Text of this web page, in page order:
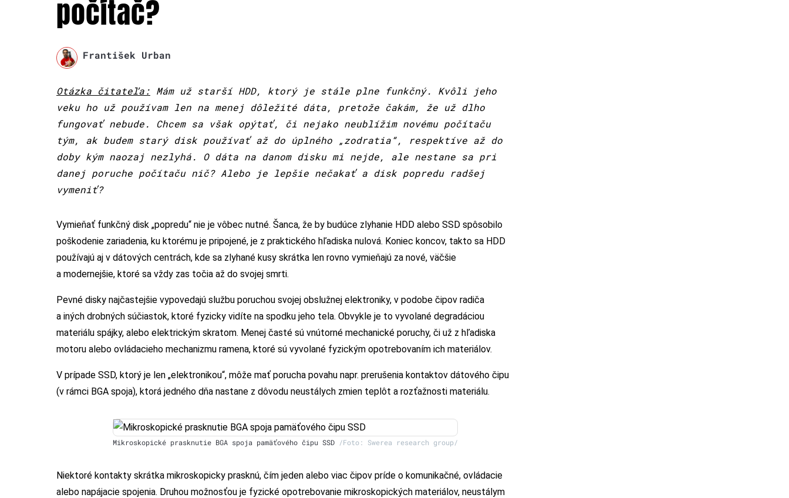
počítač?
František Urban
Otázka čitateľa: Mám už starší HDD, ktorý je stále plne funkčný. Kvôli jeho
veku ho už používam len na menej dôležité dáta, pretože čakám, že už dlho
fungovať nebude. Chcem sa však opýtať, či nejako neublížim novému počítaču
tým, ak budem starý disk používať až do úplného „zodratia“, respektíve až do
doby kým naozaj nezlyhá. O dáta na danom disku mi nejde, ale nestane sa pri
danej poruche počítaču nič? Alebo je lepšie nečakať a disk popredu radšej
vymeniť?
Vymieňať funkčný disk „popredu“ nie je vôbec nutné. Šanca, že by budúce zlyhanie HDD alebo SSD spôsobilo
poškodenie zariadenia, ku ktorému je pripojené, je z praktického hľadiska nulová. Koniec koncov, takto sa HDD
používajú aj v dátových centrách, kde sa zlyhané kusy skrátka len rovno vymieňajú za nové, väčšie
a modernejšie, ktoré sa vždy zas točia až do svojej smrti.
Pevné disky najčastejšie vypovedajú službu poruchou svojej obslužnej elektroniky, v podobe čipov radiča
a iných drobných súčiastok, ktoré fyzicky vidíte na spodku jeho tela. Obvykle je to vyvolané degradáciou
materiálu spájky, alebo elektrickým skratom. Menej časté sú vnútorné mechanické poruchy, či už z hľadiska
motoru alebo ovládacieho mechanizmu ramena, ktoré sú vyvolané fyzickým opotrebovaním ich materiálov.
V prípade SSD, ktorý je len „elektronikou“, môže mať porucha povahu napr. prerušenia kontaktov dátového čipu
(v rámci BGA spoja), ktorá jedného dňa nastane z dôvodu neustálych zmien teplôt a rozťažnosti materiálu.
Mikroskopické prasknutie BGA spoja pamäťového čipu SSD /Foto: Swerea research group/
Niektoré kontakty skrátka mikroskopicky prasknú, čím jeden alebo viac čipov príde o komunikačné, ovládacie
alebo napájacie spojenia. Druhou možnosťou je fyzické opotrebovanie mikroskopických materiálov, neustálym